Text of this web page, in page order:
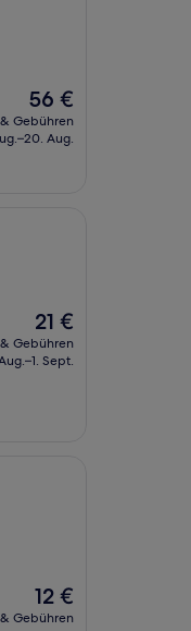
Der
Preis
beträgt
56 €
Gebühren
Aug.
Der
Preis
beträgt
21 €
Gebühren
Sept.
Der
Preis
12 €
Gebühren